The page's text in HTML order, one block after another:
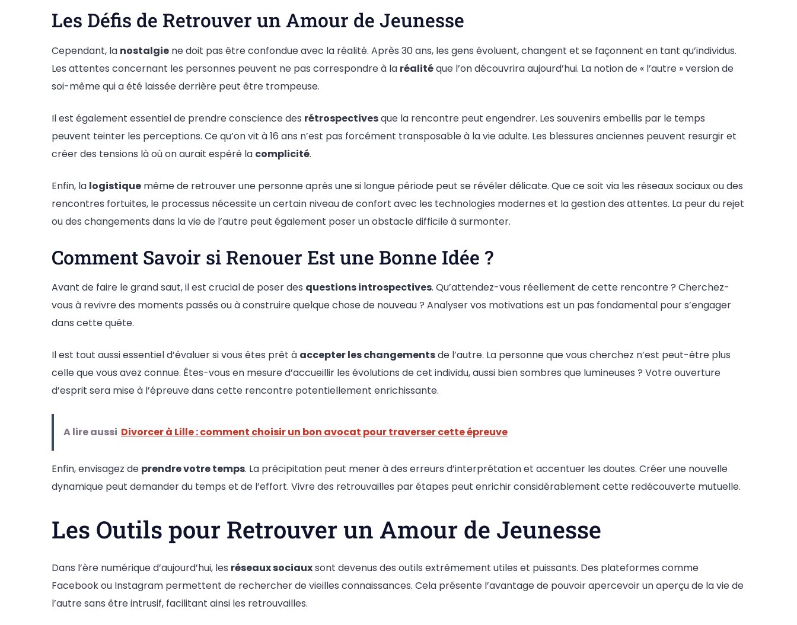
Les Défis de Retrouver un Amour de Jeunesse
Cependant, la nostalgie ne doit pas être confondue avec la réalité. Après 30 ans, les gens évoluent, changent et se façonnent en tant qu’individus.
Les attentes concernant les personnes peuvent ne pas correspondre à la réalitéque l’on découvrira aujourd’hui. La notion de « l’autre » version de
soi-même qui a été laissée derrière peut être trompeuse.
Il est également essentiel de prendre conscience des rétrospectivesque la rencontre peut engendrer. Les souvenirs embellis par le temps
peuvent teinter les perceptions. Ce qu’on vit à 16 ans n’est pas forcément transposable à la vie adulte. Les blessures anciennes peuvent resurgir et
créer des tensions là où on aurait espéré la complicité.
Enfin, la logistique même de retrouver une personne après une si longue période peut se révéler délicate. Que ce soit via les réseaux sociaux ou des
rencontres fortuites, le processus nécessite un certain niveau de confort avec les technologies modernes et la gestion des attentes. La peur du rejet
ou des changements dans la vie de l’autre peut également poser un obstacle difficile à surmonter.
Comment Savoir si Renouer Est une Bonne Idée ?
Avant de faire le grand saut, il est crucial de poser des questions introspectives. Qu’attendez-vous réellement de cette rencontre ? Cherchez-
vous à revivre des moments passés ou à construire quelque chose de nouveau ? Analyser vos motivations est un pas fondamental pour s’engager
dans cette quête.
Il est tout aussi essentiel d’évaluer si vous êtes prêt à accepter les changementsde l’autre. La personne que vous cherchez n’est peut-être plus
celle que vous avez connue. Êtes-vous en mesure d’accueillir les évolutions de cet individu, aussi bien sombres que lumineuses ? Votre ouverture
d’esprit sera mise à l’épreuve dans cette rencontre potentiellement enrichissante.
A lire aussi Divorcer à Lille : comment choisir un bon avocat pour traverser cette épreuve
Enfin, envisagez de prendre votre temps. La précipitation peut mener à des erreurs d’interprétation et accentuer les doutes. Créer une nouvelle
dynamique peut demander du temps et de l’effort. Vivre des retrouvailles par étapes peut enrichir considérablement cette redécouverte mutuelle.
Les Outils pour Retrouver un Amour de Jeunesse
Dans l’ère numérique d’aujourd’hui, les réseaux sociauxsont devenus des outils extrêmement utiles et puissants. Des plateformes comme
Facebook ou Instagram permettent de rechercher de vieilles connaissances. Cela présente l’avantage de pouvoir apercevoir un aperçu de la vie de
l’autre sans être intrusif, facilitant ainsi les retrouvailles.